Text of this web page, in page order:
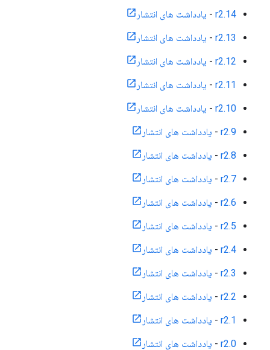
r2.14
- یادداشت های انتشار
r2.13
- یادداشت های انتشار
r2.12
- یادداشت های انتشار
r2.11
- یادداشت های انتشار
r2.10
- یادداشت های انتشار
r2.9
- یادداشت های انتشار
r2.8
- یادداشت های انتشار
r2.7
- یادداشت های انتشار
r2.6
- یادداشت های انتشار
r2.5
- یادداشت های انتشار
r2.4
- یادداشت های انتشار
r2.3
- یادداشت های انتشار
r2.2
- یادداشت های انتشار
r2.1
- یادداشت های انتشار
r2.0
- یادداشت های انتشار